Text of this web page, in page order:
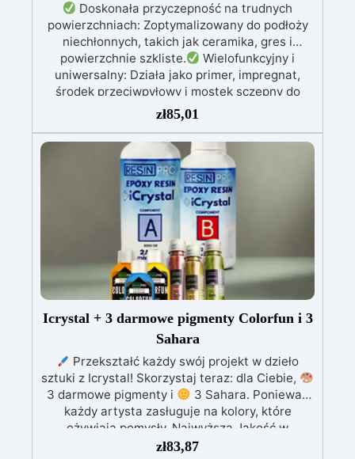
Doskonała przyczepność na trudnych
powierzchniach: Zoptymalizowany do podłoży
niechłonnych, takich jak ceramika, gres i
powierzchnie szkliste.
Wielofunkcyjny i
uniwersalny: Działa jako primer, impregnat,
środek przeciwpyłowy i mostek sczepny do
powierzchni mineralnych i betonu.
penetracja i wzmocnienie podłoża: Zapewnia
równomierną i trwałą przyczepność, zmniejsza
porowatość i zwiększa odporność podłoża.
Uniwersalna kompatybilność: Może być
pokrywany dowolnym systemem żywicznym bez
zmiany koloru podłoża i bez efektu mokrej
Łatwa aplikacja i produkt
jednoskładnikowy: Prosta i szybka aplikacja,
sucha pozostałość 24% – dla najlepszych
efektów estetycznych i użytkowych.
zł85,01
Icrystal + 3 darmowe pigmenty Colorfun i 3
Sahara
Przekształć każdy swój projekt w dzieło
sztuki z Icrystal! Skorzystaj teraz: dla Ciebie,
3 darmowe pigmenty i
3 Sahara. Ponieważ
każdy artysta zasługuje na kolory, które
ożywiają pomysły. Najwyższa Jakość w
Przystępnej Cenie – Podnieś jakość swoich
zł83,87